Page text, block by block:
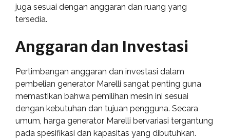
juga sesuai dengan anggaran dan ruang yang
tersedia.
Anggaran dan Investasi
Pertimbangan anggaran dan investasi dalam
pembelian generator Marelli sangat penting guna
memastikan bahwa pemilihan mesin ini sesuai
dengan kebutuhan dan tujuan pengguna. Secara
umum, harga generator Marelli bervariasi tergantung
pada spesifikasi dan kapasitas yang dibutuhkan.